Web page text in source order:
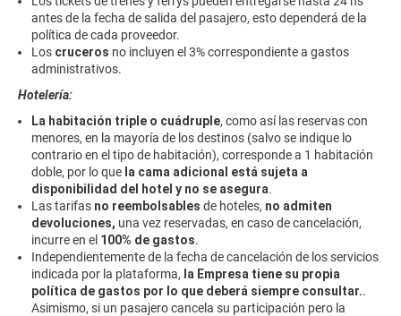
antes de la fecha de salida del pasajero, esto dependerá de la
política de cada proveedor.
Los cruceros no incluyen el 3% correspondiente a gastos
administrativos.
Hotelería:
La habitación triple o cuádruple, como así las reservas con
menores, en la mayoría de los destinos (salvo se indique lo
contrario en el tipo de habitación), corresponde a 1 habitación
doble, por lo que la cama adicional está sujeta a
disponibilidad del hotel y no se asegura.
Las tarifas no reembolsables de hoteles, no admiten
devoluciones, una vez reservadas, en caso de cancelación,
incurre en el 100% de gastos.
Independientemente de la fecha de cancelación de los servicios
indicada por la plataforma, la Empresa tiene su propia
política de gastos por lo que deberá siempre consultar..
Asimismo, si un pasajero cancela su participación pero la